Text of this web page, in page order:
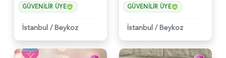
GÜVENILIR ÜYE
İstanbul / Beykoz
GÜVENILIR ÜYE
İstanbul / Beykoz